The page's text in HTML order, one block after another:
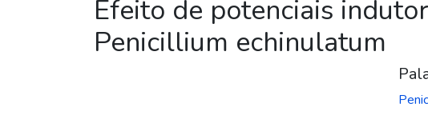
Efeito de potenciais
Penicillium echinulatum